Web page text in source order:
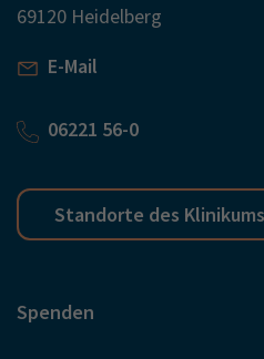
69120 Heidelberg
E-Mail
06221 56-0
Standorte des Klinikums
Spenden